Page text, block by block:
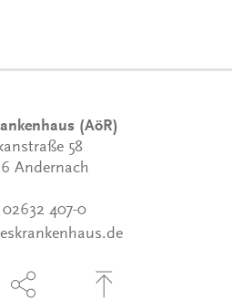
(AöR)
58
Andernach
02632 407-0